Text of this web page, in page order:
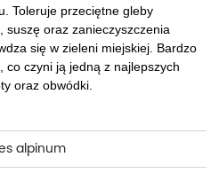
Toleruje przeciętne gleby
oraz zanieczyszczenia
się w zieleni miejskiej. Bardzo
czyni ją jedną z najlepszych
oraz obwódki.
alpinum